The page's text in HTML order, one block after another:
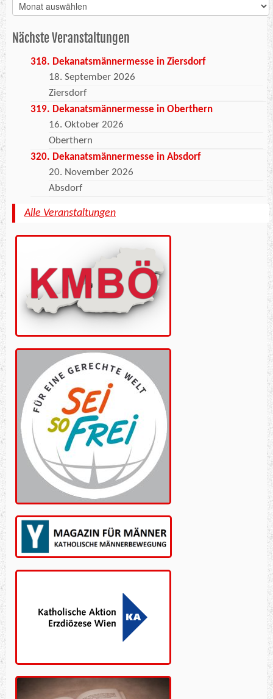
Archiv
Nächste Veranstaltungen
318. Dekanatsmännermesse in Ziersdorf
18. September 2026
Ziersdorf
319. Dekanatsmännermesse in Oberthern
16. Oktober 2026
Oberthern
320. Dekanatsmännermesse in Absdorf
20. November 2026
Absdorf
Alle Veranstaltungen